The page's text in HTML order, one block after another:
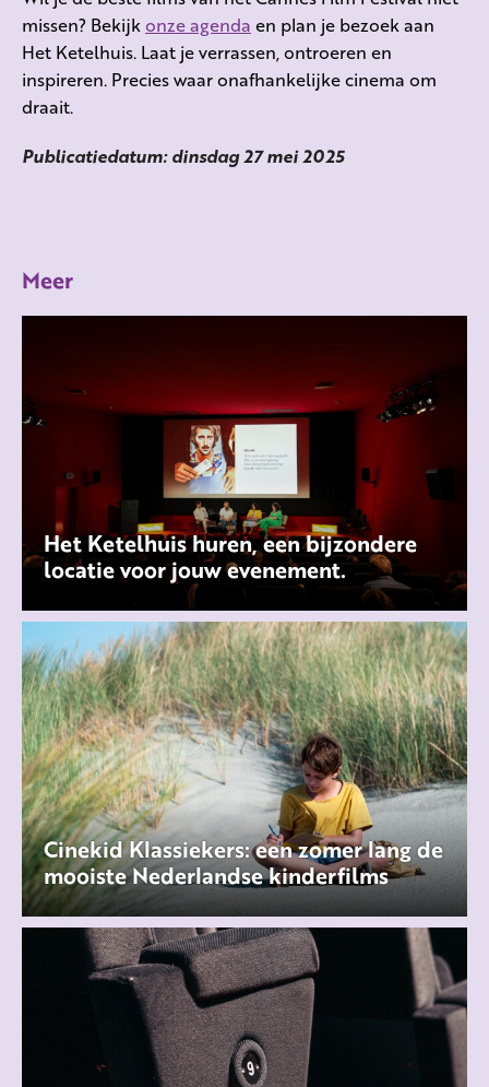
missen? Bekijk onze agenda en plan je bezoek aan
Het Ketelhuis. Laat je verrassen, ontroeren en
inspireren. Precies waar onafhankelijke cinema om
draait.
Publicatiedatum: dinsdag 27 mei 2025
Meer
Het Ketelhuis huren, een bijzondere
locatie voor jouw evenement.
Cinekid Klassiekers: een zomer lang de
mooiste Nederlandse kinderfilms